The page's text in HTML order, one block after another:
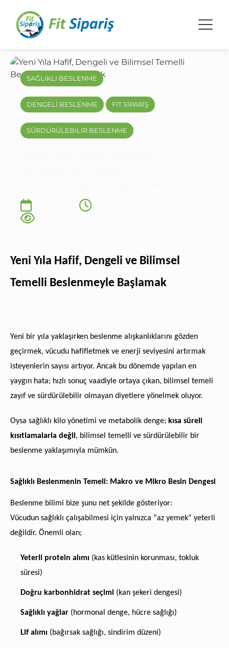
SAĞLIKLI BESLENME
DENGELİ BESLENME FİT SİPARİŞ
SÜRDÜRÜLEBİLİR BESLENME
Yeni Yıla Hafif, Dengeli ve Bilimsel
Temelli Beslenmeyle Başlamak
Yeni bir yıla yaklaşırken beslenme alışkanlıklarını gözden
geçirmek, vücudu hafifletmek ve enerji seviyesini artırmak
isteyenlerin sayısı artıyor. Ancak bu dönemde yapılan en
yaygın hata; hızlı sonuç vaadiyle ortaya çıkan, bilimsel temeli
zayıf ve sürdürülebilir olmayan diyetlere yönelmek oluyor.
Oysa sağlıklı kilo yönetimi ve metabolik denge; kısa süreli
kısıtlamalarla değil , bilimsel temelli ve sürdürülebilir bir
beslenme yaklaşımıyla mümkün.
Sağlıklı Beslenmenin Temeli: Makro ve Mikro Besin Dengesi
Beslenme bilimi bize şunu net şekilde gösteriyor:
Vücudun sağlıklı çalışabilmesi için yalnızca “az yemek” yeterli
değildir. Önemli olan;
Yeterli protein alımı (kas kütlesinin korunması, tokluk
süresi)
Doğru karbonhidrat seçimi (kan şekeri dengesi)
Sağlıklı yağlar (hormonal denge, hücre sağlığı)
Lif alımı (bağırsak sağlığı, sindirim düzeni)